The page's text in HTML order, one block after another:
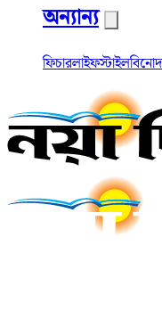
অন্যান্য
ফিচারলাইফস্টাইল